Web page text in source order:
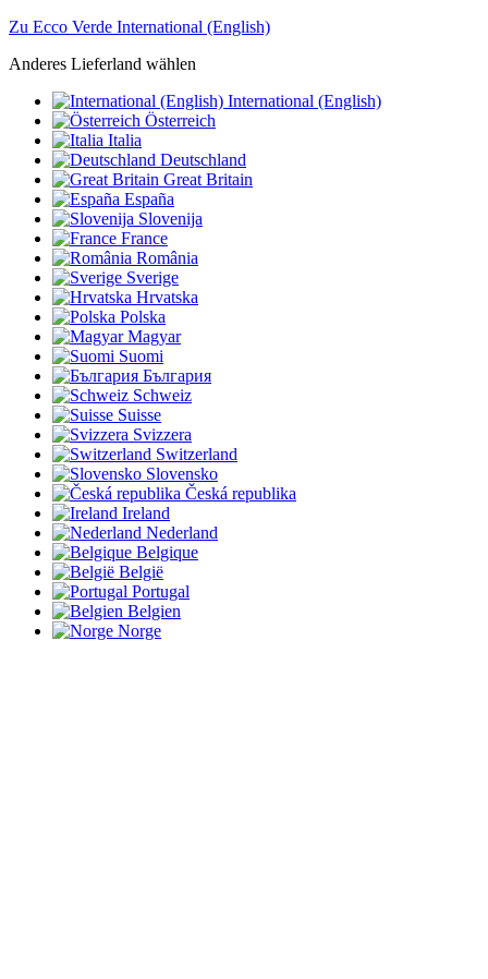
Zu Ecco Verde International (English)
Anderes Lieferland wählen
International (English)
Österreich
Italia
Deutschland
Great Britain
España
Slovenija
France
România
Sverige
Hrvatska
Polska
Magyar
Suomi
България
Schweiz
Suisse
Svizzera
Switzerland
Slovensko
Česká republika
Ireland
Nederland
Belgique
België
Portugal
Belgien
Norge